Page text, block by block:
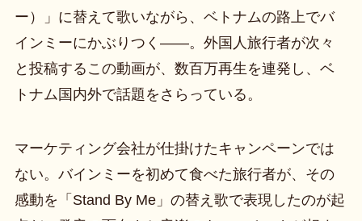
ー）」に替えて歌いながら、ベトナムの路上でバ
インミーにかぶりつく――。外国人旅行者が次々
と投稿するこの動画が、数百万再生を連発し、ベ
トナム国内外で話題をさらっている。
マーケティング会社が仕掛けたキャンペーンでは
ない。バインミーを初めて食べた旅行者が、その
感動を「Stand By Me」の替え歌で表現したのが起